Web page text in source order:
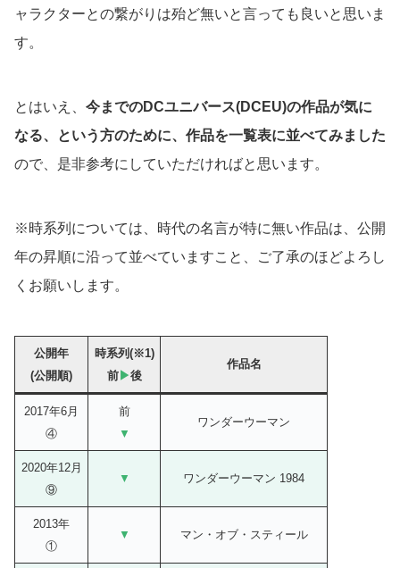
ャラクターとの繋がりは殆ど無いと言っても良いと思いま
す。
とはいえ、 今までのDCユニバース(DCEU)の作品が気に
なる、という方のために、作品を一覧表に並べてみました
ので、是非参考にしていただければと思います。
※時系列については、時代の名言が特に無い作品は、公開
年の昇順に沿って並べていますこと、ご了承のほどよろし
くお願いします。
公開年
(公開順)
時系列(※1)
前▶後
作品名
2017年6月
④
前
▼
ワンダーウーマン
2020年12月
⑨
▼ ワンダーウーマン 1984
2013年
①
▼ マン・オブ・スティール